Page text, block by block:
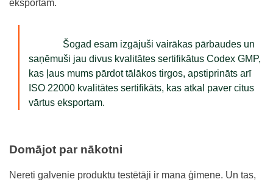
eksportam.
Šogad esam izgājuši vairākas pārbaudes un
saņēmuši jau divus kvalitātes sertifikātus Codex GMP,
kas ļaus mums pārdot tālākos tirgos, apstiprināts arī
ISO 22000 kvalitātes sertifikāts, kas atkal paver citus
vārtus eksportam.
Domājot par nākotni
Nereti galvenie produktu testētāji ir mana ģimene. Un tas,